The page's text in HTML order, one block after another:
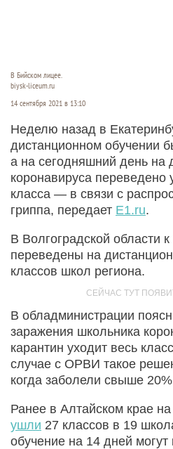
В Бийском лицее.
biysk-liceum.ru
14 сентября 2021 в 13:10
Неделю назад в
дистанционном обучении
а на сегодняшний день на
коронавируса переведено
класса — в связи с
гриппа, передает E1.ru.
В Волгоградской области
переведены на
классов школ региона.
В обладминистрации
заражения школьника
карантин уходит весь
случае с ОРВИ такое
когда заболели свыше
Ранее в Алтайском крае
ушли 27 классов в 19
обучение на 14 дней могут